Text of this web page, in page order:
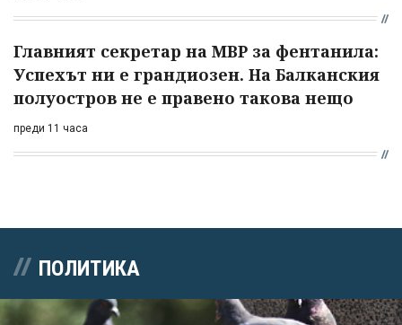
Главният секретар на МВР за фентанила:
Успехът ни е грандиозен. На Балканския
полуостров не е правено такова нещо
преди 11 часа
ПОЛИТИКА